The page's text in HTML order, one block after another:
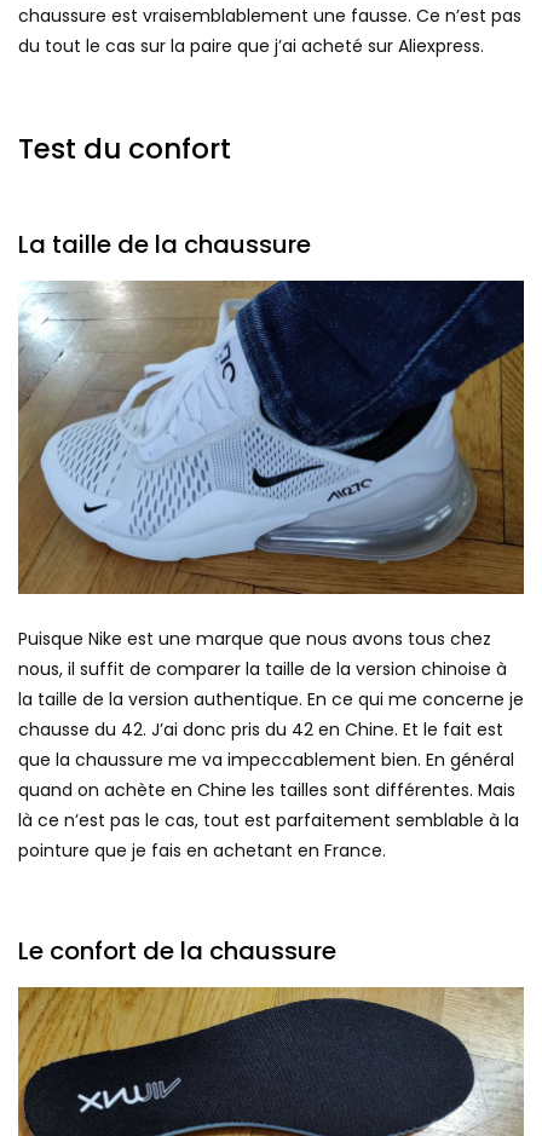
chaussure est vraisemblablement une fausse. Ce n’est pas
du tout le cas sur la paire que j’ai acheté sur Aliexpress.
Test du confort
La taille de la chaussure
Puisque Nike est une marque que nous avons tous chez
nous, il suffit de comparer la taille de la version chinoise à
la taille de la version authentique. En ce qui me concerne je
chausse du 42. J’ai donc pris du 42 en Chine. Et le fait est
que la chaussure me va impeccablement bien. En général
quand on achète en Chine les tailles sont différentes. Mais
là ce n’est pas le cas, tout est parfaitement semblable à la
pointure que je fais en achetant en France.
Le confort de la chaussure